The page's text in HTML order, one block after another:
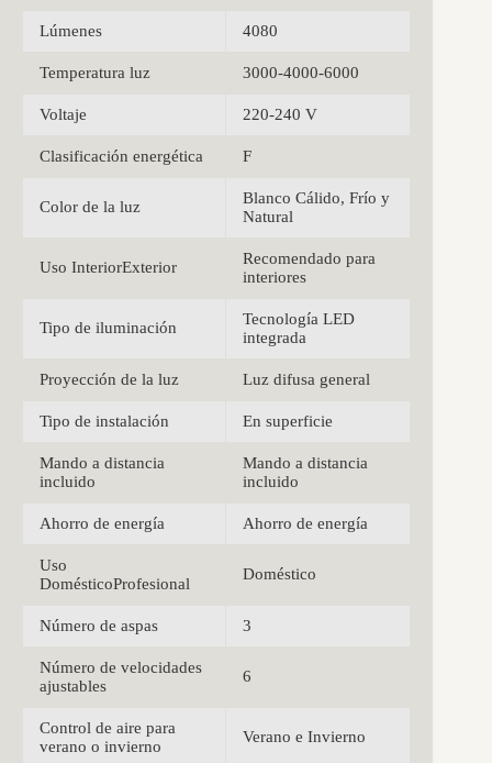
Lúmenes 4080
Temperatura luz 3000-4000-6000
Voltaje 220-240 V
Clasificación energética F
Color de la luz
Blanco Cálido, Frío y
Natural
Uso InteriorExterior
Recomendado para
interiores
Tipo de iluminación
Tecnología LED
integrada
Proyección de la luz Luz difusa general
Tipo de instalación En superficie
Mando a distancia
incluido
Mando a distancia
incluido
Ahorro de energía Ahorro de energía
Uso
DomésticoProfesional
Doméstico
Número de aspas 3
Número de velocidades
ajustables
6
Control de aire para
verano o invierno
Verano e Invierno